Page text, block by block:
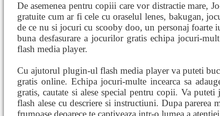
De asemenea pentru copiii care vor distractie mare,
gratuite cum ar fi cele cu oraselul lenes, bakugan,
de ce nu si jocuri cu scooby doo, un personaj foarte
buna desfasurare a jocurilor gratis echipa jocuri-
flash media player.
Cu ajutorul plugin-ul flash media player va puteti
gratis online. Echipa jocuri-multe incearca sa
gratis, cautate si alese special pentru copii. Va
flash alese cu descriere si instructiuni. Dupa parerea
frumoase deoarece te captiveaza intr-o lumea a